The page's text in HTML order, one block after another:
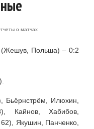
о матчах
(Жешув, Польша) – 0:2
Илюхин,
Кайнов, Хабибов,
Якушин, Панченко,